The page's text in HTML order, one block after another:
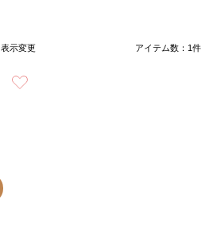
表示変更 アイテム数： 1件